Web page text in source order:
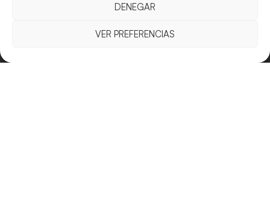
DENEGAR
VER PREFERENCIAS
CompeticionsDocumentacio